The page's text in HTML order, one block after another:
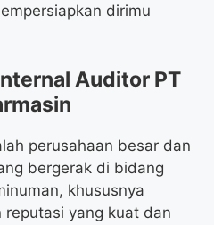
dirimu
Auditor PT
perusahaan besar dan
bergerak di bidang
khususnya
reputasi yang kuat dan